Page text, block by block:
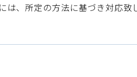
、所定の方法に基づき対応